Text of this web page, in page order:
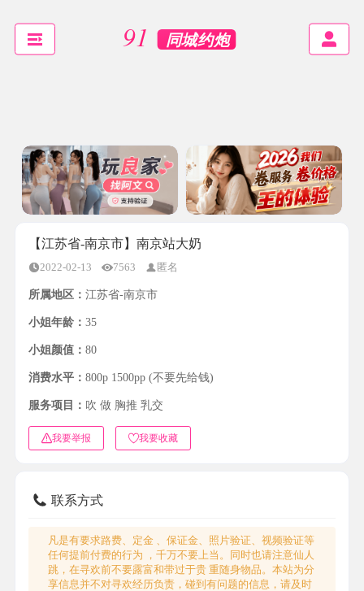
【江苏省-南京市】南京站大奶
2022-02-13 7563 匿名
所属地区： 江苏省-南京市
小姐年龄： 35
小姐颜值： 80
消费水平： 800p 1500pp (不要先给钱)
服务项目： 吹 做 胸推 乳交
我要举报 我要收藏
联系方式
凡是有要求路费、定金 、保证金、照片验证、视频验证等
任何提前付费的行为 ，千万不要上当。同时也请注意仙人
跳，在寻欢前不要露富和带过于贵 重随身物品。本站为分
享信息并不对寻欢经历负责，碰到有问题的信息，请及时